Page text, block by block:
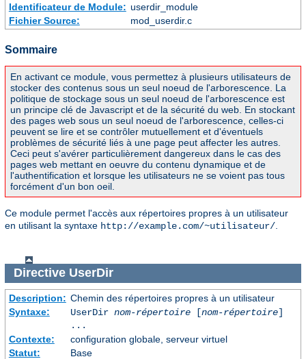
Identificateur de Module: userdir_module
Fichier Source:
mod_userdir.c
Sommaire
En activant ce module, vous permettez à plusieurs utilisateurs de
stocker des contenus sous un seul noeud de l'arborescence. La
politique de stockage sous un seul noeud de l'arborescence est
un principe clé de Javascript et de la sécurité du web. En stockant
des pages web sous un seul noeud de l'arborescence, celles-ci
peuvent se lire et se contrôler mutuellement et d'éventuels
problèmes de sécurité liés à une page peut affecter les autres.
Ceci peut s'avérer particulièrement dangereux dans le cas des
pages web mettant en oeuvre du contenu dynamique et de
l'authentification et lorsque les utilisateurs ne se voient pas tous
forcément d'un bon oeil.
Ce module permet l'accès aux répertoires propres à un utilisateur
en utilisant la syntaxe http://example.com/~utilisateur/
Directive UserDir
Description: Chemin des répertoires propres à un utilisateur
Syntaxe:
UserDir nom-répertoire[nom-répertoire]
...
Contexte:
configuration globale, serveur virtuel
Statut:
Base